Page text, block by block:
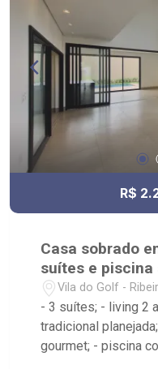
feiras; - Próximo
Sabin, novo
e Shopping
R$
Casa sobrado
suítes e piscina
do Golf
Vila do Golf -
- 3 suítes; - living 2
tradicional
gourmet; - piscina